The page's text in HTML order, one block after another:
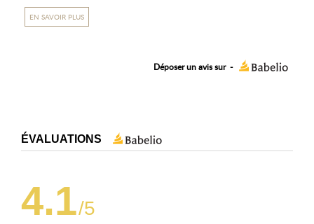
EN SAVOIR PLUS
Déposer un avis sur -
ÉVALUATIONS
4.1
/5